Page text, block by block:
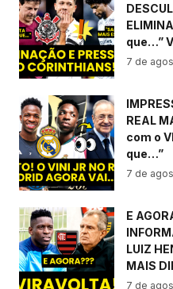
que…”
7 de
REAL
com o
que…”
7 de
E
LUIZ
MAIS
7 de